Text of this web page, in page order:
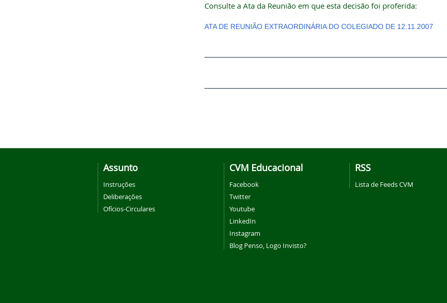
Consulte a Ata da Reunião em que esta decisão foi proferida:
ATA DE REUNIÃO EXTRAORDINÁRIA DO COLEGIADO DE 12.11.2007
Assunto
Instruções
Deliberações
Ofícios-Circulares
CVM Educacional
Facebook
Twitter
Youtube
LinkedIn
Instagram
Blog Penso, Logo Invisto?
RSS
Lista de Feeds CVM